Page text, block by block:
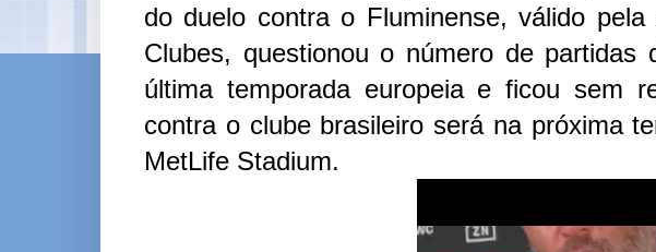
do duelo contra o Fluminense, válido
Clubes, questionou o número de
última temporada europeia e ficou sem
contra o clube brasileiro será na próxima
MetLife Stadium.